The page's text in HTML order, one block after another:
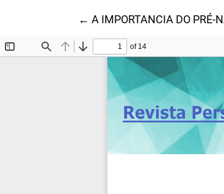
←Voltar aos Detalhes do
A IMPORTANCIA DO PRÉ-